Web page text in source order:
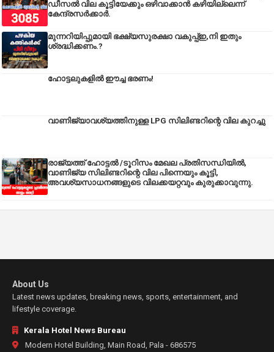
ഡീസല്‍ വില കൂട്ടിയേക്കും ഒഴിവാക്കാന്‍ കഴിയില്ലെന്ന്
കേന്ദ്രസര്‍ക്കാര്‍.
മുന്നറിയിപ്പുമായി ഭക്ഷ്യസുരക്ഷാ വകുപ്പ്ഇ,നി ഇതും
ശ്രദ്ധിക്കണം.?
ഹോട്ടലുകളിൽ ഈച്ച ഭരണം!
വാണിജ്യാവശ്യത്തിനുള്ള LPG സിലിണ്ടറിന്റെ വില കുറച്ചു
രാജ്യത്ത് ഹോട്ടൽ /ടൂറിസം മേഖല പ്രതിസന്ധിയിൽ,
വാണിജ്യ സിലിണ്ടറിന്റെ വില പിന്നെയും കൂട്ടി,
അവശ്യസാധനങ്ങളുടെ വിലക്കയറ്റവും കുരുക്കാവുന്നു.
About Us
Latest news updates, breaking news, sports, entertainment, and
lifestyle coverage.
Kerala Hotel News Bureau
Modern Hotel Building, Main Road, Pala - 686575